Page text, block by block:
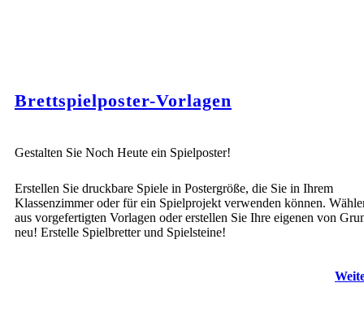
Brettspielposter-Vorlagen
Gestalten Sie Noch Heute ein Spielposter!
Erstellen Sie druckbare Spiele in Postergröße, die Sie in Ihrem
Klassenzimmer oder für ein Spielprojekt verwenden können.
aus vorgefertigten Vorlagen oder erstellen Sie Ihre eigenen von
neu! Erstelle Spielbretter und Spielsteine!